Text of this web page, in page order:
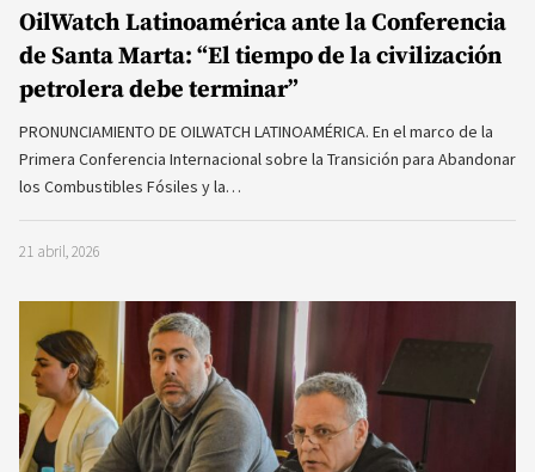
OilWatch Latinoamérica ante la Conferencia
de Santa Marta: “El tiempo de la civilización
petrolera debe terminar”
PRONUNCIAMIENTO DE OILWATCH LATINOAMÉRICA. En el marco de la
Primera Conferencia Internacional sobre la Transición para Abandonar
los Combustibles Fósiles y la…
21 abril, 2026